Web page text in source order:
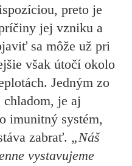
preto je
jej vzniku a
sa môže už pri
však útočí okolo
Jedným zo
chladom, je aj
imunitný systém,
zabrať. „Náš
vystavujeme